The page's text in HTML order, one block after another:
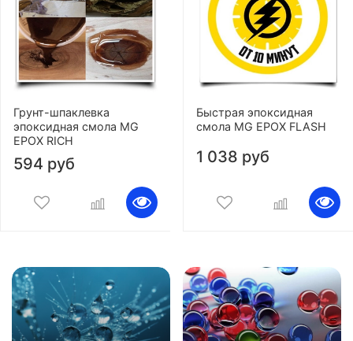
Грунт-шпаклевка
эпоксидная смола MG
EPOX RICH
594 руб
Быстрая эпоксидная
смола MG EPOX FLASH
1 038 руб